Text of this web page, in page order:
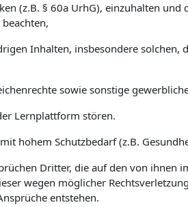
(z.B. § 60a UrhG), einzuhalten
Inhalten, insbesondere
sowie sonstige
Lernplattform stören.
hohem Schutzbedarf (z.B.
Dritter, die auf den von
wegen möglicher
entstehen.